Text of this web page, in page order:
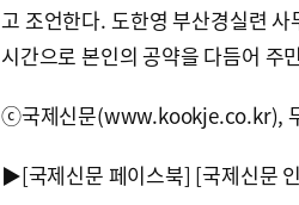
고 조언한다. 도한영 부산경실련
시간으로 본인의 공약을 다듬어 주
ⓒ국제신문(www.kookje.co.kr),
▶[국제신문 페이스북] [국제신문